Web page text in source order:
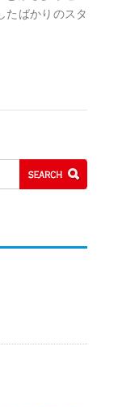
たばかりのスタ